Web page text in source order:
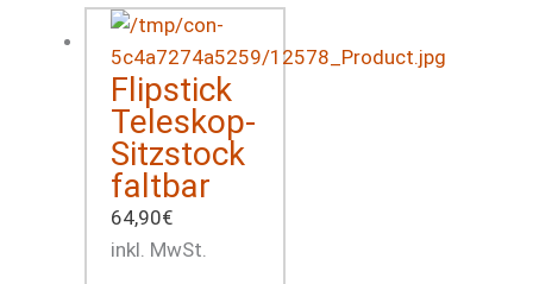
Flipstick
Teleskop-
Sitzstock
faltbar
64,90€
inkl. MwSt.